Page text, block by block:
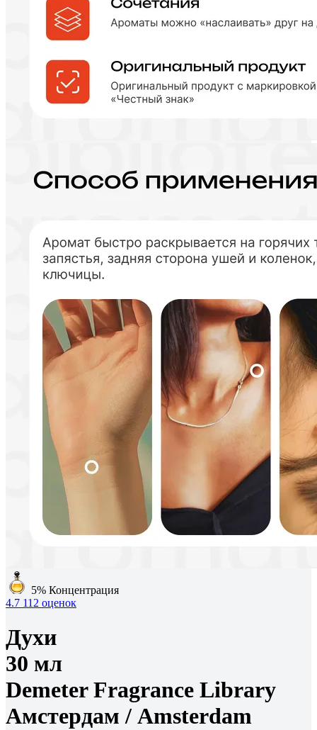
5% Концентрация
4.7 112 оценок
Духи
30 мл
Demeter Fragrance Library
Амстердам / Amsterdam